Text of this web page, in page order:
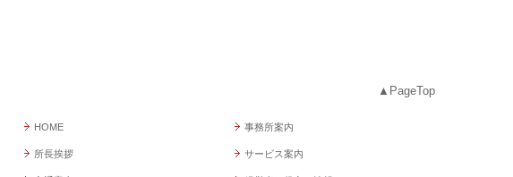
▲PageTop
HOME 事務所案内
所長挨拶 サービス案内